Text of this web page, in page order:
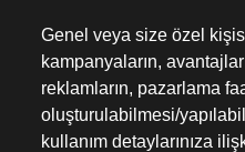
Genel veya size özel
kampanyaların,
reklamların, pazarlama
oluşturulabilmesi/
kullanım detaylarınıza